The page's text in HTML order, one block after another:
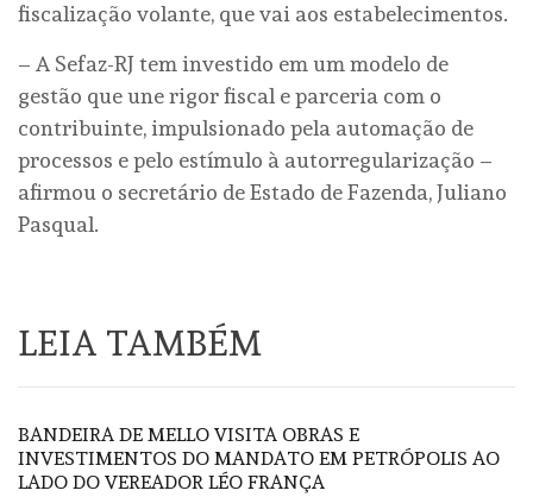
fiscalização volante, que vai aos estabelecimentos.
– A Sefaz-RJ tem investido em um modelo de
gestão que une rigor fiscal e parceria com o
contribuinte, impulsionado pela automação de
processos e pelo estímulo à autorregularização –
afirmou o secretário de Estado de Fazenda, Juliano
Pasqual.
LEIA TAMBÉM
BANDEIRA DE MELLO VISITA OBRAS E
INVESTIMENTOS DO MANDATO EM PETRÓPOLIS AO
LADO DO VEREADOR LÉO FRANÇA